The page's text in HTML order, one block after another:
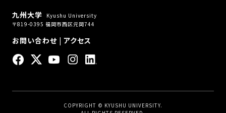
九州大学
Kyushu University
〒819-0395 福岡市西区元岡744
お問い合わせ| アクセス
COPYRIGHT © KYUSHU UNIVERSITY.